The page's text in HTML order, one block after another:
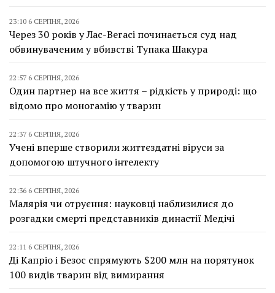
23:10 6 СЕРПНЯ, 2026
Через 30 років у Лас-Вегасі починається суд над
обвинуваченим у вбивстві Тупака Шакура
22:57 6 СЕРПНЯ, 2026
Один партнер на все життя – рідкість у природі: що
відомо про моногамію у тварин
22:37 6 СЕРПНЯ, 2026
Учені вперше створили життєздатні віруси за
допомогою штучного інтелекту
22:36 6 СЕРПНЯ, 2026
Малярія чи отруєння: науковці наблизилися до
розгадки смерті представників династії Медічі
22:11 6 СЕРПНЯ, 2026
Ді Капріо і Безос спрямують $200 млн на порятунок
100 видів тварин від вимирання